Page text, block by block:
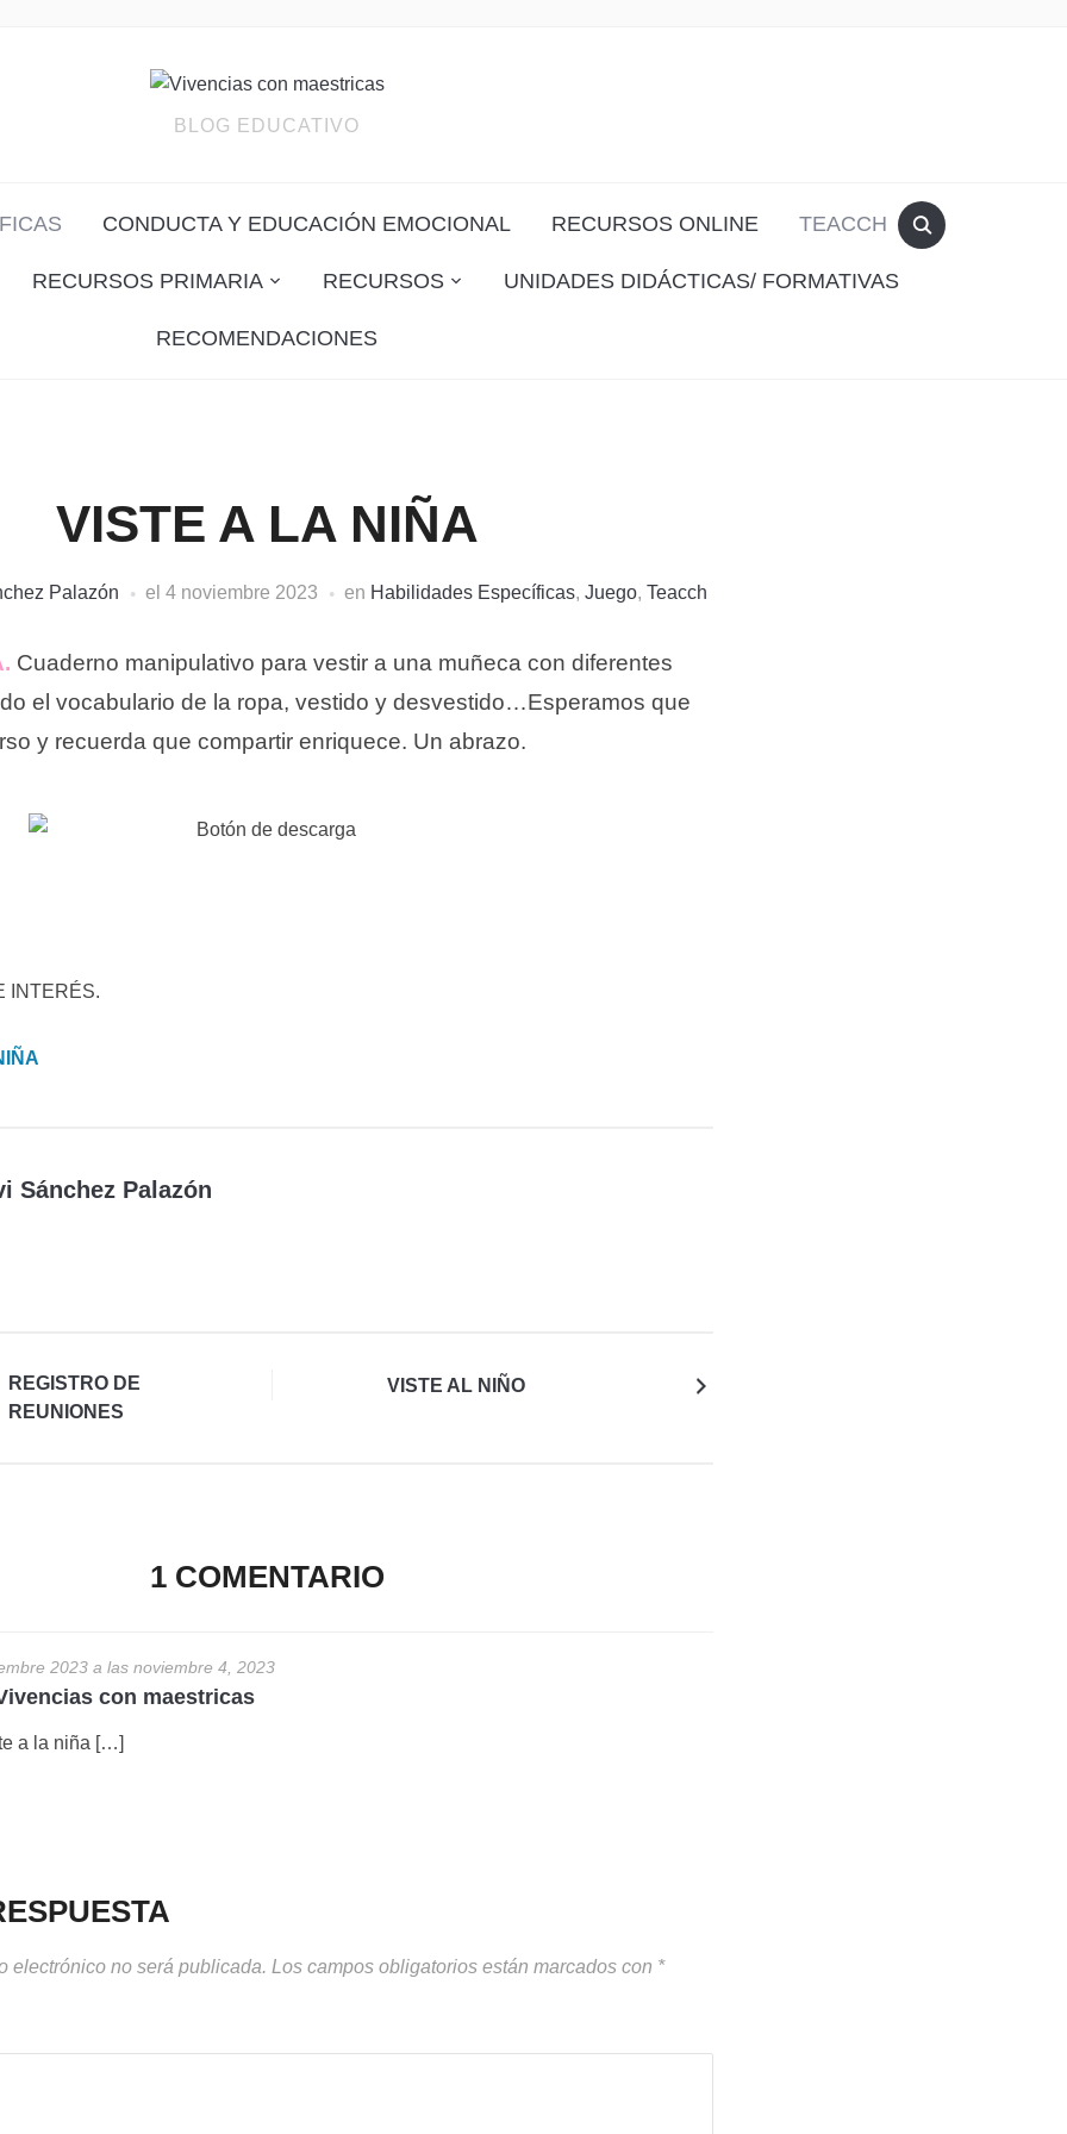
BLOG EDUCATIVO
CONDUCTA Y EDUCACIÓN EMOCIONAL RECURSOS ONLINE TEACCH
RECURSOS PRIMARIA RECURSOS UNIDADES DIDÁCTICAS/ FORMATIVAS
RECOMENDACIONES
VISTE A LA NIÑA
Palazón el 4 noviembre 2023 en Habilidades Específicas, Juego, Teacch
Cuaderno manipulativo para vestir a una muñeca con diferentes
el vocabulario de la ropa, vestido y desvestido…Esperamos que
y recuerda que compartir enriquece. Un abrazo.
INTERÉS.
Sánchez Palazón
REGISTRO DE
REUNIONES
VISTE AL NIÑO
1 COMENTARIO
con maestricas
2023 a las noviembre 4, 2023
a la niña […]
electrónico no será publicada. Los campos obligatorios están marcados con *